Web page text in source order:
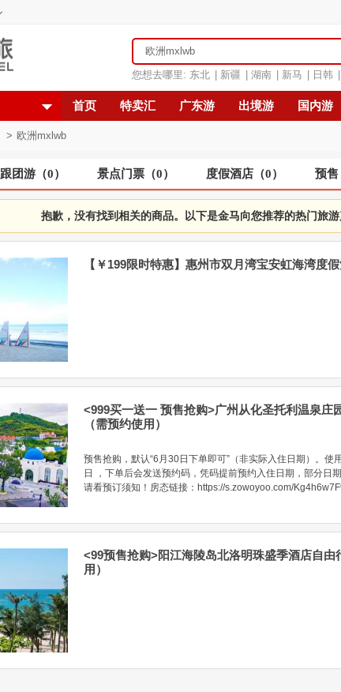
您想去哪里: 东北 新疆 湖南 新马 日韩
首页 特卖汇 广东游 出境游 国内游
> 欧洲mxlwb
跟团游 （0） 景点门票 （0） 度假酒店 （0） 预售
抱歉，没有找到相关的商品。以下是金马向您推荐的热门旅
【￥199限时特惠】惠州市双月湾宝安虹海湾度
<999买一送一 预售抢购>广州从化圣托利温泉庄
（需预约使用）
预售抢购，默认“6月30日下单即可”（非实际入住日期）。使
日 ，下单后会发送预约码，凭码提前预约入住日期，部分日
请看预订须知！房态链接：https://s.zowoyoo.com/
<99预售抢购>阳江海陵岛北洛明珠盛季酒店自由
用）